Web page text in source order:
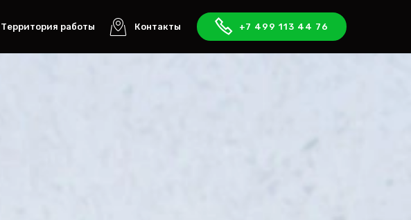
Территория работы Контакты +7 499 113 44 76